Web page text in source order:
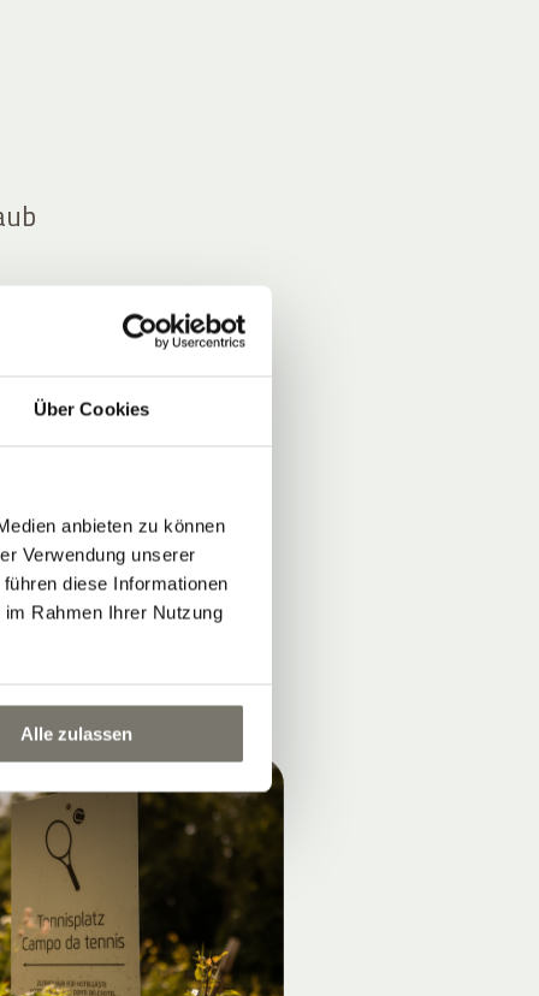
Über Cookies
anbieten zu können
Verwendung unserer
diese Informationen
Rahmen Ihrer Nutzung
Alle zulassen